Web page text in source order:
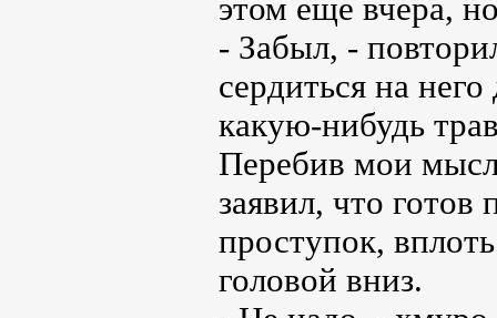
этом еще вчера,
- Забыл, -
сердиться на
какую-нибудь
Перебив мои
заявил, что готов
проступок,
головой вниз.